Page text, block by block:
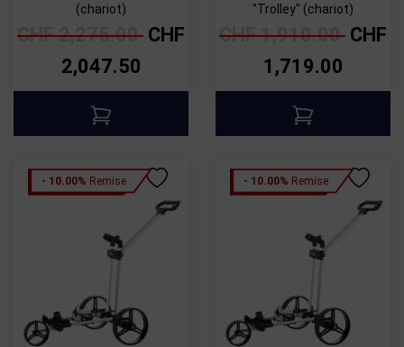
(chariot)
CHF 2,275.00 CHF
2,047.50
"Trolley" (chariot)
CHF 1,910.00 CHF
1,719.00
- 10.00% Remise - 10.00% Remise